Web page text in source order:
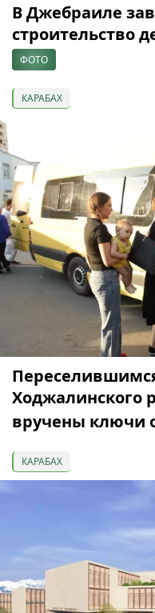
В Джебраиле
строительство
ФОТО
КАРАБАХ
Ходжалинского
вручены ключи
КАРАБАХ